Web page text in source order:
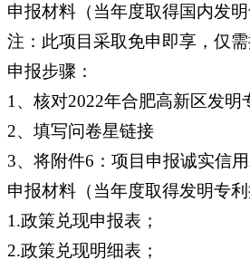
申报材料（当年度取得国内发
注：此项目采取免申即享，仅
申报步骤：
1、核对2022年合肥高新区发明
2、填写问卷星链接
3、将附件6：项目申报诚实信
申报材料（当年度取得发明专
1.政策兑现申报表；
2.政策兑现明细表；